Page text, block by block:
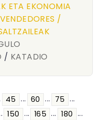
ETA EKONOMIA
/
/ KATADIO
45 ... 60 ... 75 ...
150 ... 165 ... 180 ...